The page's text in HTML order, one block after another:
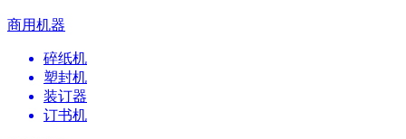
商用机器
碎纸机
塑封机
装订器
订书机